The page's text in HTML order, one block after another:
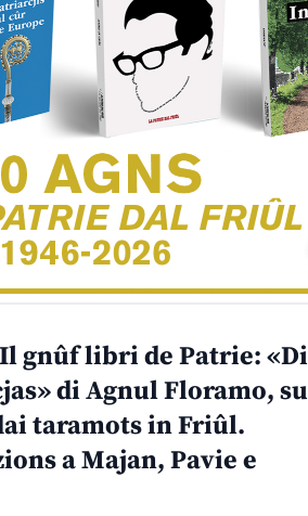
gnûf libri de Patrie: «Di
di Agnul Floramo, su
taramots in Friûl.
a Majan, Pavie e